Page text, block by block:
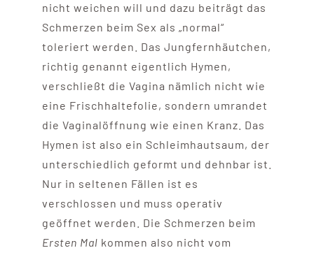
nicht weichen will und dazu beiträgt das
Schmerzen beim Sex als „normal“
toleriert werden. Das Jungfernhäutchen,
richtig genannt eigentlich Hymen,
verschließt die Vagina nämlich nicht wie
eine Frischhaltefolie, sondern umrandet
die Vaginalöffnung wie einen Kranz. Das
Hymen ist also ein Schleimhautsaum, der
unterschiedlich geformt und dehnbar ist.
Nur in seltenen Fällen ist es
verschlossen und muss operativ
geöffnet werden. Die Schmerzen beim
Ersten Mal kommen also nicht vom